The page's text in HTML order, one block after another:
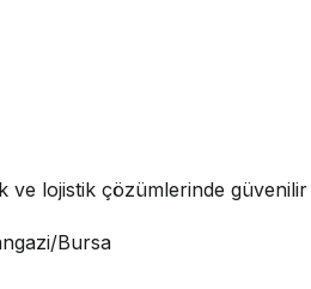
ve lojistik çözümlerinde güvenilir
Bursa